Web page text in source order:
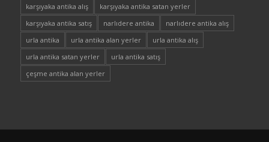
karşıyaka antika alış
karşıyaka antika satan yerler
karşıyaka antika satış
narlıdere antika
narlıdere antika alış
urla antika
urla antika alan yerler
urla antika alış
urla antika satan yerler
urla antika satış
çeşme antika alan yerler